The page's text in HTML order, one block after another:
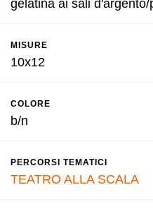
gelatina ai sali
MISURE
10x12
COLORE
b/n
PERCORSI TEMATICI
TEATRO ALLA SCALA